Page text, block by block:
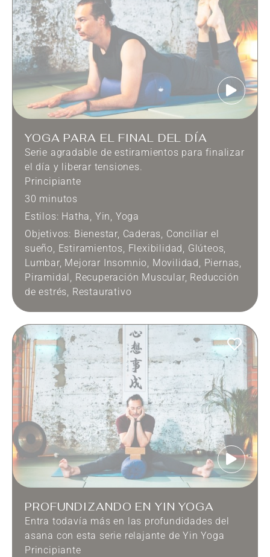
YOGA PARA EL FINAL DEL DÍA
Serie agradable de estiramientos para finalizar
el día y liberar tensiones.
Principiante
30 minutos
Estilos: Hatha Yin Yoga
Objetivos: Bienestar Caderas
Conciliar el
sueño Estiramientos Flexibilidad Glúteos
Lumbar, Mejorar Insomnio Movilidad Piernas
Piramidal
Recuperación Muscular, Reducción
de estrés
Restaurativo
PROFUNDIZANDO EN YIN YOGA
Entra todavía más en las profundidades del
asana con esta serie relajante de Yin Yoga
Principiante